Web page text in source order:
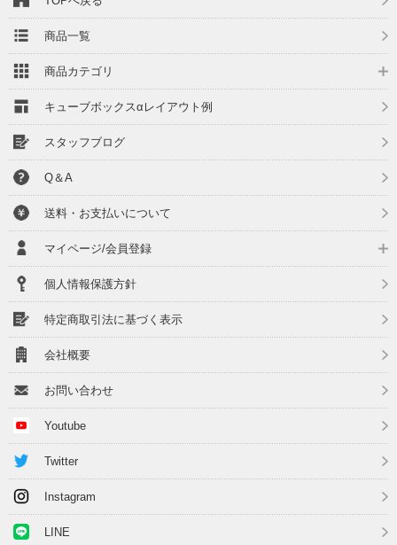
商品一覧
商品カテゴリ
キューブボックスαレイアウト例
スタッフブログ
Q＆A
送料・お支払いについて
マイページ/会員登録
個人情報保護方針
特定商取引法に基づく表示
会社概要
お問い合わせ
Youtube
Twitter
Instagram
LINE